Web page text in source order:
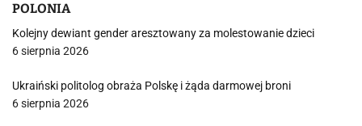
POLONIA
Kolejny dewiant gender aresztowany za molestowanie dzieci
6 sierpnia 2026
Ukraiński politolog obraża Polskę i żąda darmowej broni
6 sierpnia 2026